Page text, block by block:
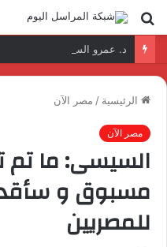
بحث
عن
الرئيسية / مصر الآن
مصر الآن
السيسى: ما تم
مسبوق و
للمصريين